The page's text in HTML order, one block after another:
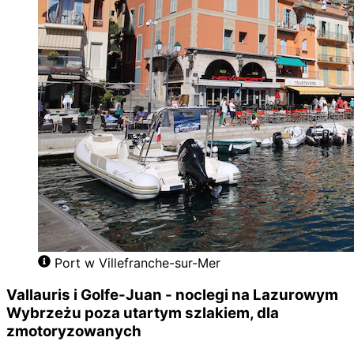
Port w Villefranche-sur-Mer
Vallauris i Golfe-Juan - noclegi na Lazurowym
Wybrzeżu poza utartym szlakiem, dla
zmotoryzowanych